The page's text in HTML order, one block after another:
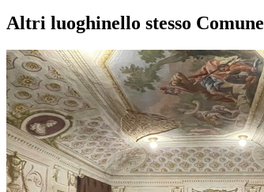
Altri luoghinello stesso Comune